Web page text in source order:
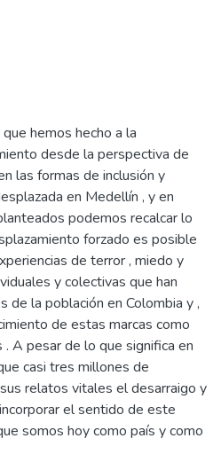
hemos hecho a la
desde la perspectiva de
las formas de inclusión y
en Medellín , y en
podemos recalcar lo
forzado es posible
de terror , miedo y
y colectivas que han
la población en Colombia y ,
de estas marcas como
A pesar de lo que significa en
casi tres millones de
relatos vitales el desarraigo y
el sentido de este
somos hoy como país y como